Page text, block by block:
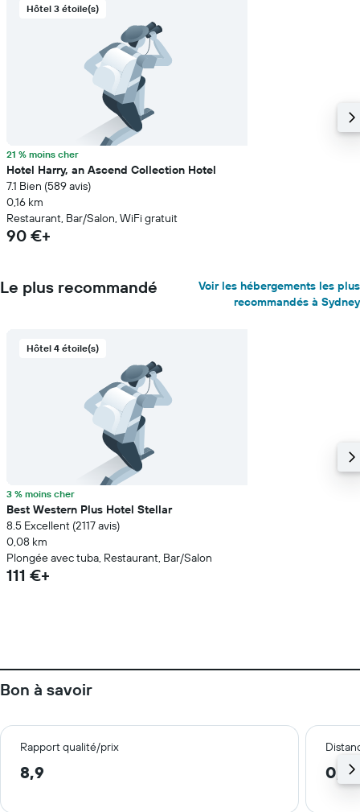
Hôtel 3 étoile(s)
21 % moins cher
Hotel Harry, an Ascend Collection Hotel
7.1 Bien (589 avis)
0,16 km
Restaurant, Bar/Salon, WiFi gratuit
90 €+
Le plus recommandé
Voir les hébergements les plus
recommandés à Sydney
Hôtel 4 étoile(s)
3 % moins cher
Best Western Plus Hotel Stellar
8.5 Excellent (2 117 avis)
0,08 km
Plongée avec tuba, Restaurant, Bar/Salon
111 €+
Bon à savoir
Rapport qualité/prix
8,9 0,4